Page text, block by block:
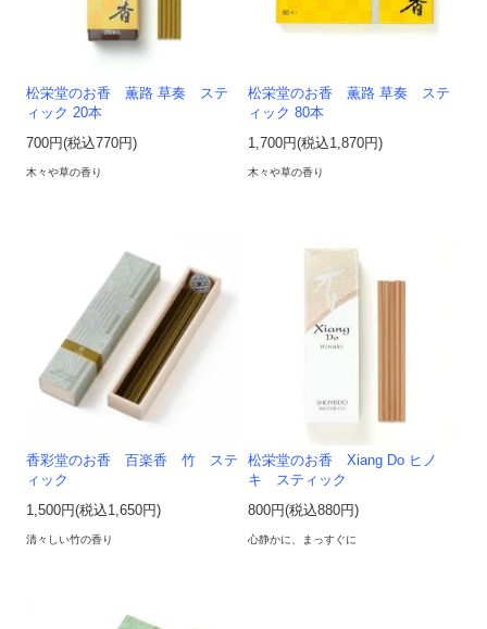
松栄堂のお香 薫路 草奏 ステ
ィック 20本
700円(税込770円)
木々や草の香り
松栄堂のお香 薫路 草奏 ステ
ィック 80本
1,700円(税込1,870円)
木々や草の香り
香彩堂のお香 百楽香 竹 ステ
ィック
1,500円(税込1,650円)
清々しい竹の香り
松栄堂のお香 Xiang Do ヒノ
キ スティック
800円(税込880円)
心静かに、まっすぐに